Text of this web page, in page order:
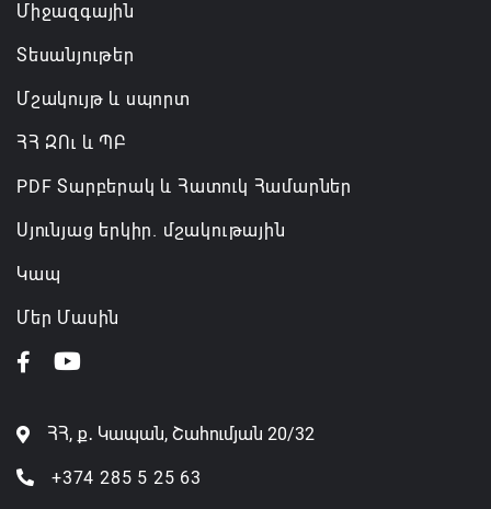
Միջազգային
Տեսանյութեր
Մշակույթ և սպորտ
ՀՀ ԶՈւ և ՊԲ
PDF Տարբերակ և Հատուկ Համարներ
Սյունյաց երկիր. մշակութային
Կապ
Մեր Մասին
ՀՀ, ք․ Կապան, Շահումյան 20/32
+374 285 5 25 63